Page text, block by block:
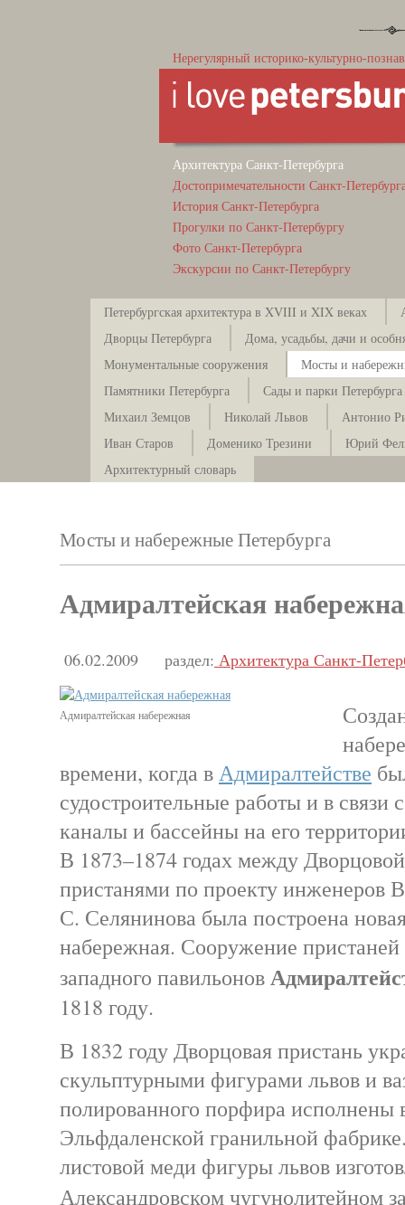
Нерегулярный историко-культурно-
Архитектура Санкт-Петербурга
Достопримечательности Санкт-
История Санкт-Петербурга
Прогулки по Санкт-Петербургу
Фото Санкт-Петербурга
Экскурсии по Санкт-Петербургу
Петербургская архитектура в XVIII и XIX веках
Дворцы Петербурга
Дома, усадьбы, дачи и
Монументальные сооружения
Мосты и
Памятники Петербурга
Сады и парки Петербурга
Михаил Земцов
Николай Львов
Антонио
Иван Старов
Доменико Трезини
Юрий
Архитектурный словарь
Мосты и набережные Петербурга
Адмиралтейская
06.02.2009 раздел: Архитектура Санкт-
Адмиралтейская набережная
времени, когда вАдмиралтействе
судостроительные работы и в связи
каналы и бассейны на его
В 1873–1874 годах между
пристанями по проекту инженеров
С. Селянинова была построена
набережная. Сооружение пристаней
западного павильонов
1818 году.
В 1832 году Дворцовая пристань
скульптурными фигурами львов и
полированного порфира
Эльфдаленской гранильной
листовой меди фигуры львов
Александровском чугунолитейном